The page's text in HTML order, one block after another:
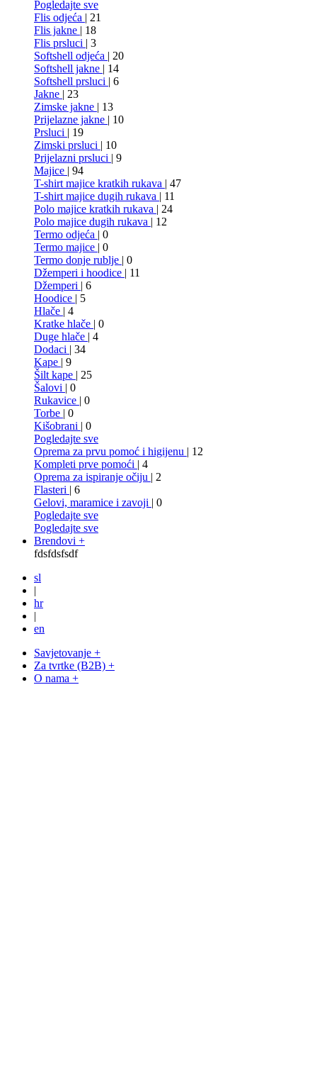
Pogledajte sve
Flis odjeća | 21
Flis jakne | 18
Flis prsluci | 3
Softshell odjeća | 20
Softshell jakne | 14
Softshell prsluci | 6
Jakne | 23
Zimske jakne | 13
Prijelazne jakne | 10
Prsluci | 19
Zimski prsluci | 10
Prijelazni prsluci | 9
Majice | 94
T-shirt majice kratkih rukava | 47
T-shirt majice dugih rukava | 11
Polo majice kratkih rukava | 24
Polo majice dugih rukava | 12
Termo odjeća | 0
Termo majice | 0
Termo donje rublje | 0
Džemperi i hoodice | 11
Džemperi | 6
Hoodice | 5
Hlače | 4
Kratke hlače | 0
Duge hlače | 4
Dodaci | 34
Kape | 9
Šilt kape | 25
Šalovi | 0
Rukavice | 0
Torbe | 0
Kišobrani | 0
Pogledajte sve
Oprema za prvu pomoć i higijenu | 12
Kompleti prve pomoći | 4
Oprema za ispiranje očiju | 2
Flasteri | 6
Gelovi, maramice i zavoji | 0
Pogledajte sve
Pogledajte sve
Brendovi +
fdsfdsfsdf
sl
|
hr
|
en
Savjetovanje +
Za tvrtke (B2B) +
O nama +